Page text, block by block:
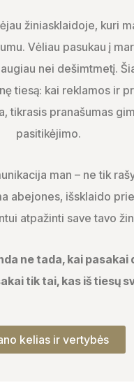
žiniasklaidoje, kuri
Vėliau pasukau į
nei dešimtmetį.
tiesą: kai reklamos ir
tikrasis pranašumas
pasitikėjimo.
man – ne tik
abejones, išsklaido
atpažinti save tavo
ne tada, kai pasakai
tik tai, kas iš tiesų
kelias ir vertybės